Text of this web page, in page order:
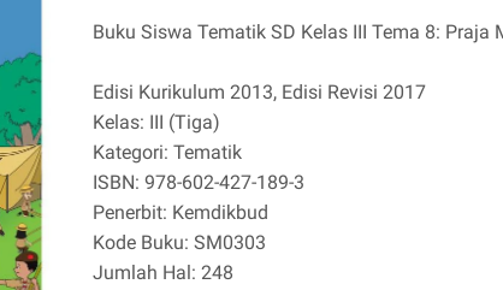
Buku Siswa Tematik SD Kelas III Tema 8: Praja
Edisi Kurikulum 2013, Edisi Revisi 2017
Kelas: III (Tiga)
Kategori: Tematik
ISBN: 978-602-427-189-3
Penerbit: Kemdikbud
Kode Buku: SM0303
Jumlah Hal: 248